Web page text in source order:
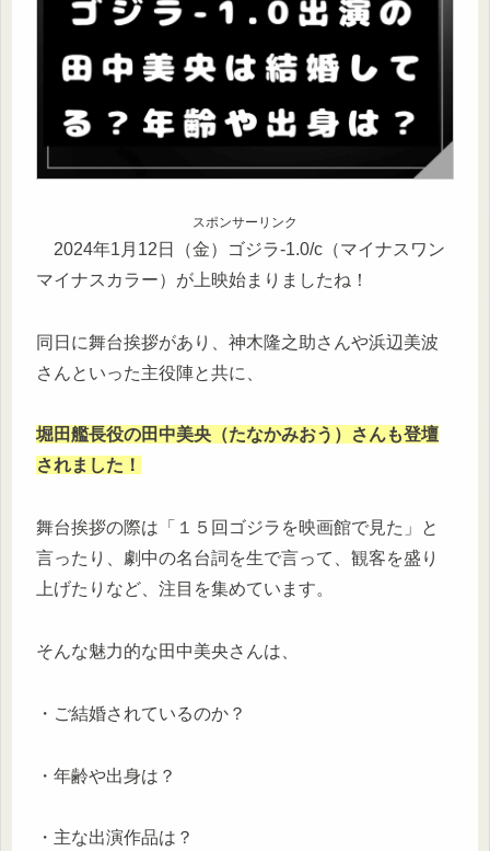
スポンサーリンク
2024年1月12日（金）ゴジラ-1.0/c（マイナスワン
マイナスカラー）が上映始まりましたね！
同日に舞台挨拶があり、神木隆之助さんや浜辺美波
さんといった主役陣と共に、
堀田艦長役の田中美央（たなかみおう）さんも登壇
されました！
舞台挨拶の際は「１５回ゴジラを映画館で見た」と
言ったり、劇中の名台詞を生で言って、観客を盛り
上げたりなど、注目を集めています。
そんな魅力的な田中美央さんは、
・ご結婚されているのか？
・年齢や出身は？
・主な出演作品は？